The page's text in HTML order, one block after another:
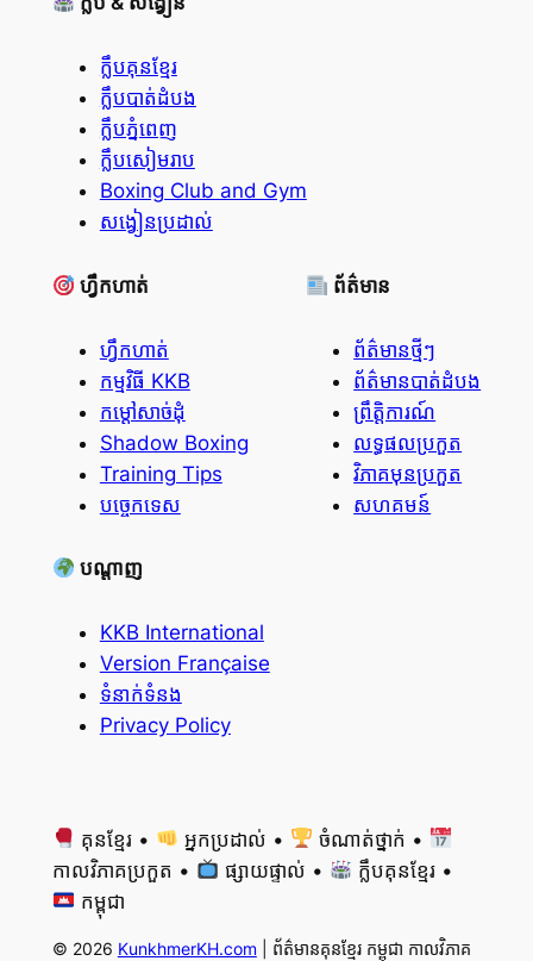
ក្លឹបគុនខ្មែរ
ក្លឹបបាត់ដំបង
ក្លឹបភ្នំពេញ
ក្លឹបសៀមរាប
Boxing Club and Gym
សង្វៀនប្រដាល់
ហ្វឹកហាត់
ហ្វឹកហាត់
កម្មវិធី KKB
កម្ដៅសាច់ដុំ
Shadow Boxing
Training Tips
បច្ចេកទេស
ព័ត៌មាន
ព័ត៌មានថ្មីៗ
ព័ត៌មានបាត់ដំបង
ព្រឹត្តិការណ៍
លទ្ធផលប្រកួត
វិភាគមុនប្រកួត
សហគមន៍
បណ្តាញ
KKB International
Version Française
ទំនាក់ទំនង
Privacy Policy
គុនខ្មែរ • អ្នកប្រដាល់ •
ចំណាត់ថ្នាក់ •
កាលវិភាគប្រកួត •
ផ្សាយផ្ទាល់ •
ក្លឹបគុនខ្មែរ •
កម្ពុជា
© 2026 KunkhmerKH.com| ព័ត៌មានគុនខ្មែរ កម្ពុជា កាលវិភាគ